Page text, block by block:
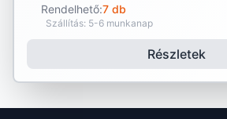
Rendelhető:7 db
Szállítás: 5-6 munkanap
Részletek